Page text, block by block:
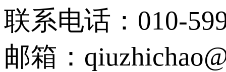
联系电话：010-
邮箱：